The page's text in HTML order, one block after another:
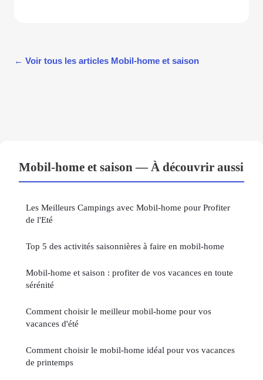
← Voir tous les articles Mobil-home et saison
Mobil-home et saison — À découvrir aussi
Les Meilleurs Campings avec Mobil-home pour Profiter
de l'Eté
Top 5 des activités saisonnières à faire en mobil-home
Mobil-home et saison : profiter de vos vacances en toute
sérénité
Comment choisir le meilleur mobil-home pour vos
vacances d'été
Comment choisir le mobil-home idéal pour vos vacances
de printemps